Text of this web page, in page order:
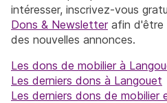
intéresser, inscrivez-vous
Dons & Newsletterafin d'être
des nouvelles annonces.
Les dons de mobilier à
Les derniers dons à Langouet
Les derniers dons de mobilier